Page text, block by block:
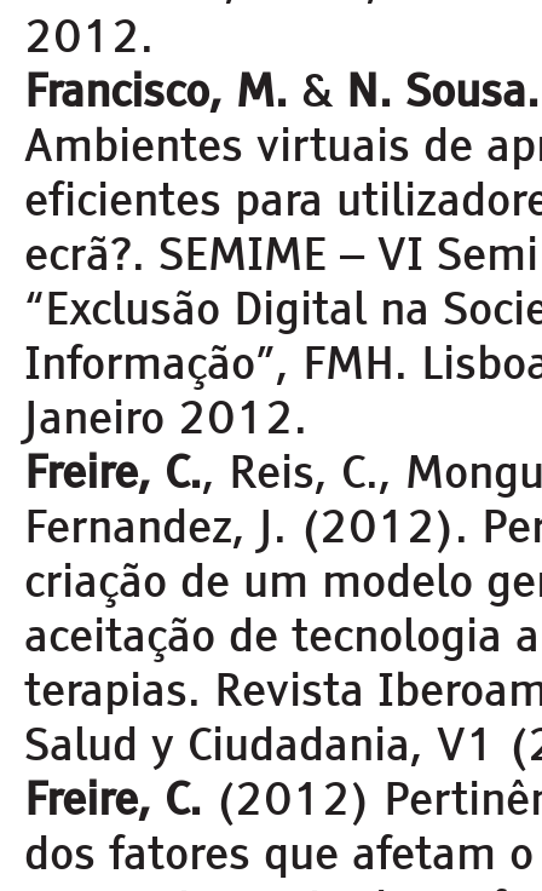
2012.
Francisco, M. & N. Sousa.
Ambientes virtuais de
eficientes para
ecrã?. SEMIME – VI
“Exclusão Digital na
Informação”, FMH.
Janeiro 2012.
Freire, C., Reis, C.,
Fernandez, J. (2012).
criação de um modelo
aceitação de tecnologia
terapias. Revista
Salud y Ciudadania, V1
Freire, C. (2012)
dos fatores que afetam o